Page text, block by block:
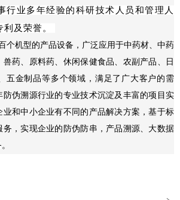
行业多年经验的科研技术人员和管理人
利及荣誉。
个机型的产品设备，广泛应用于中药材、中药
药、原料药、休闲保健食品、农副产品、日
五金制品等多个领域，满足了广大客户的需
防伪溯源行业的专业技术沉淀及丰富的项目实
业和中小企业有不同的产品解决方案，基于标
务，实现企业的防伪防串，产品溯源、大数据